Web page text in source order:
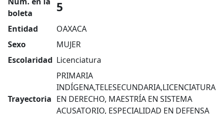
boleta
5
Entidad
OAXACA
Sexo
MUJER
Escolaridad Licenciatura
Trayectoria
PRIMARIA
INDÍGENA,TELESECUNDARIA,LICENCIATURA
EN DERECHO, MAESTRÍA EN SISTEMA
ACUSATORIO, ESPECIALIDAD EN DEFENSA